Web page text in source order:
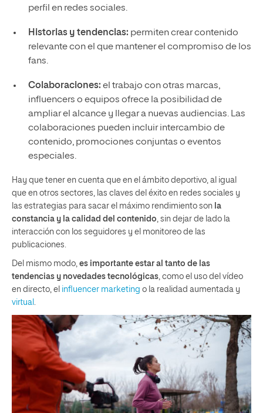
perfil en redes sociales.
Historias y tendencias: permiten crear contenido
relevante con el que mantener el compromiso de los
fans.
Colaboraciones: el trabajo con otras marcas,
influencers o equipos ofrece la posibilidad de
ampliar el alcance y llegar a nuevas audiencias. Las
colaboraciones pueden incluir intercambio de
contenido, promociones conjuntas o eventos
especiales.
Hay que tener en cuenta que en el ámbito deportivo, al igual
que en otros sectores, las claves del éxito en redes sociales y
las estrategias para sacar el máximo rendimiento son la
constancia y la calidad del contenido , sin dejar de lado la
interacción con los seguidores y el monitoreo de las
publicaciones.
Del mismo modo, es importante estar al tanto de las
tendencias y novedades tecnológicas , como el uso del vídeo
en directo, el influencer marketing o la realidad aumentada y
virtual